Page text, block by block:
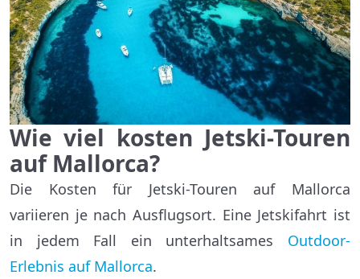
Wie viel kosten Jetski-Touren
auf Mallorca?
Die Kosten für Jetski-Touren auf Mallorca
variieren je nach Ausflugsort. Eine Jetskifahrt ist
in jedem Fall ein unterhaltsames Outdoor-
Erlebnis auf Mallorca.